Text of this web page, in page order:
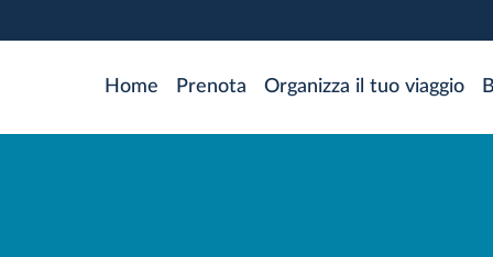
to
main
content
MAIN
NAVIGATION
Home Prenota Organizza il tuo viaggio